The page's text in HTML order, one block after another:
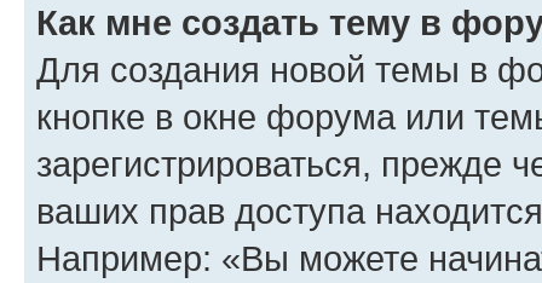
Как мне создать тему в
Для создания новой темы в
кнопке в окне форума или
зарегистрироваться, прежде
ваших прав доступа
Например: «Вы можете